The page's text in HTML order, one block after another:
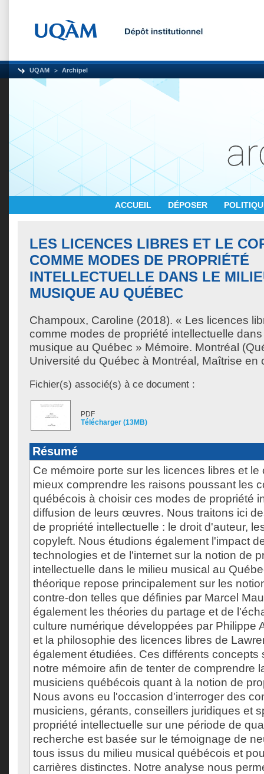
UQAM Archipel
ACCUEIL DÉPOSER
LES LICENCES LIBRES ET LE
COMME MODES DE PROPRIÉTÉ
INTELLECTUELLE DANS LE
MUSIQUE AU QUÉBEC
Champoux, Caroline (2018). « Les licences
comme modes de propriété intellectuelle
musique au Québec » Mémoire. Montréal
Université du Québec à Montréal, Maîtrise en
Fichier(s) associé(s) à ce document :
PDF
Télécharger (13MB)
Résumé
Ce mémoire porte sur les licences libres et le
mieux comprendre les raisons poussant les
québécois à choisir ces modes de propriété
diffusion de leurs œuvres. Nous traitons ici
de propriété intellectuelle : le droit d'auteur,
copyleft. Nous étudions également l'impact
technologies et de l'internet sur la notion de
intellectuelle dans le milieu musical au
théorique repose principalement sur les
contre-don telles que définies par Marcel
également les théories du partage et de
culture numérique développées par Philippe
et la philosophie des licences libres de
également étudiées. Ces différents concepts
notre mémoire afin de tenter de comprendre
musiciens québécois quant à la notion de
Nous avons eu l'occasion d'interroger des
musiciens, gérants, conseillers juridiques et
propriété intellectuelle sur une période de
recherche est basée sur le témoignage de
tous issus du milieu musical québécois et
carrières distinctes. Notre analyse nous